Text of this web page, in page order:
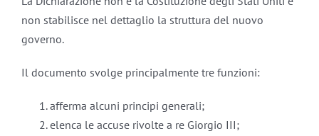
non stabilisce nel dettaglio la struttura del nuovo
governo.
Il documento svolge principalmente tre funzioni:
afferma alcuni principi generali;
elenca le accuse rivolte a re Giorgio III;